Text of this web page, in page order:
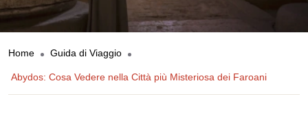
Home Guida di Viaggio
Abydos: Cosa Vedere nella Città più Misteriosa dei Faroani